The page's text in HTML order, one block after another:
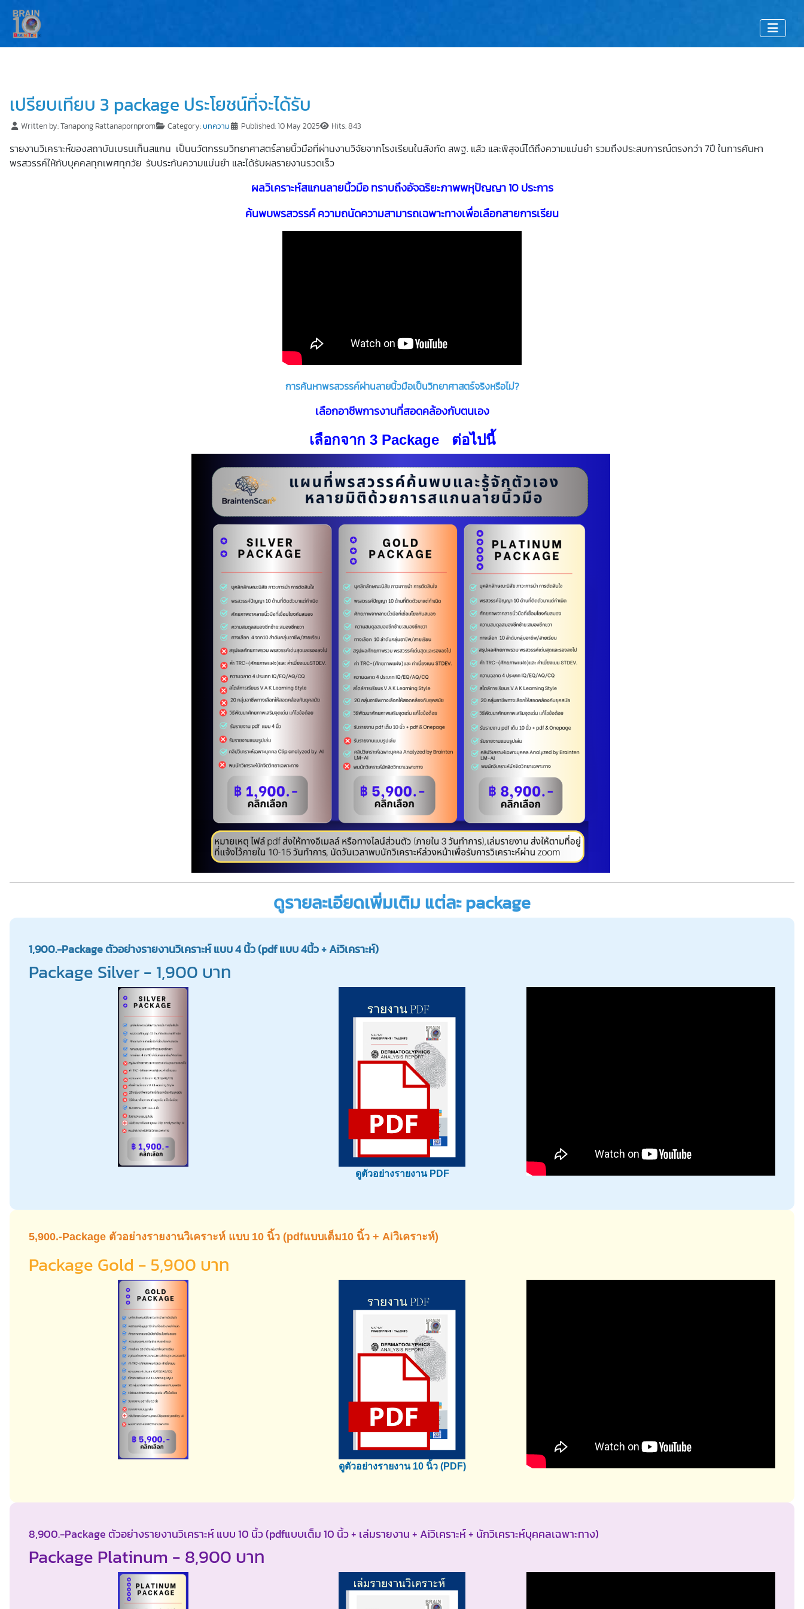
เปรียบเทียบ 3 package ประโยชน์ที่จะได้รับ
Written by:Tanapong Rattanapornprom Category:บทความ Published: 10 May 2025 Hits: 843
รายงานวิเคราะห์ของสถาบันเบรนเท็นสแกน เป็นนวัตกรรมวิทยาศาสตร์ลายนิ้วมือที่ผ่านงานวิจัยจากโรงเรียนในสังกัด สพฐ. แล้ว และพิสูจน์ได้ถึงความแม่นยำ รวมถึงประสบการณ์ตรงกว่า 7ปี ในการค้นหา
พรสวรรค์ให้กับบุคคลทุกเพศทุกวัย รับประกันความแม่นยำ และได้รับผลรายงานรวดเร็ว
ผลวิเคราะห์สแกนลายนิ้วมือ ทราบถึงอัจฉริยะภาพพหุปัญญา 10 ประการ
ค้นพบพรสวรรค์ ความถนัดความสามารถเฉพาะทางเพื่อเลือกสายการเรียน
การค้นหาพรสวรรค์ผ่านลายนิ้วมือเป็นวิทยาศาสตร์จริงหรือไม่?
เลือกอาชีพการงานที่สอดคล้องกับตนเอง
เลือกจาก 3 Package ต่อไปนี้
ดูรายละเอียดเพิ่มเติม แต่ละ package
1,900.-Package ตัวอย่างรายงานวิเคราะห์ แบบ 4 นิ้ว (pdf แบบ 4นิ้ว + Aiวิเคราะห์)
Package Silver - 1,900 บาท
ดูตัวอย่างรายงาน PDF
5,900.-Package ตัวอย่างรายงานวิเคราะห์ แบบ 10 นิ้ว (pdfแบบเต็ม10 นิ้ว + Aiวิเคราะห์)
Package Gold - 5,900 บาท
ดูตัวอย่างรายงาน 10 นิ้ว (PDF)
8,900.-Package ตัวอย่างรายงานวิเคราะห์ แบบ 10 นิ้ว (pdfแบบเต็ม 10 นิ้ว + เล่มรายงาน + Aiวิเคราะห์ + นักวิเคราะห์บุคคลเฉพาะทาง)
Package Platinum - 8,900 บาท